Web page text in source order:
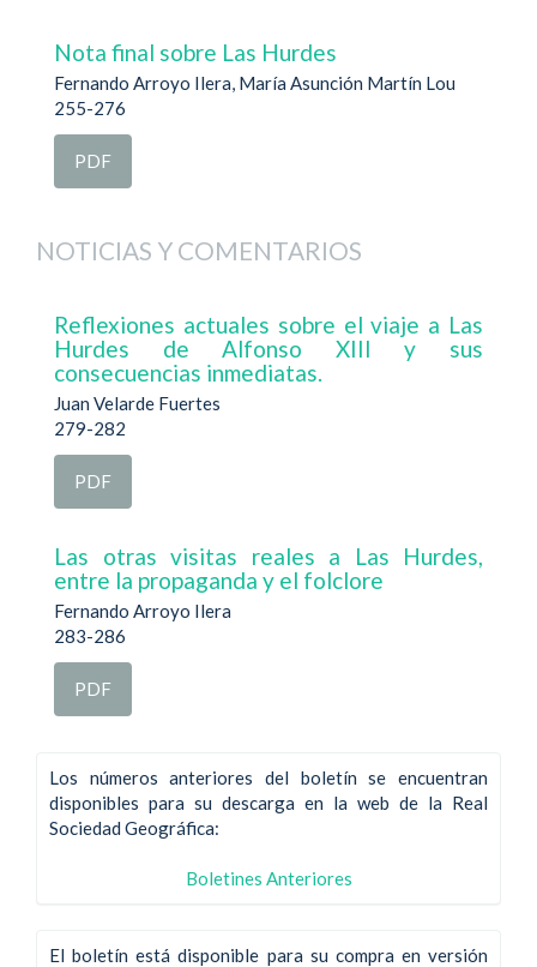
Nota final sobre Las Hurdes
Fernando Arroyo Ilera, María Asunción Martín Lou
255-276
PDF
NOTICIAS Y COMENTARIOS
Reflexiones actuales sobre el viaje a Las
Hurdes de Alfonso XIII y sus
consecuencias inmediatas.
Juan Velarde Fuertes
279-282
PDF
Las otras visitas reales a Las Hurdes,
entre la propaganda y el folclore
Fernando Arroyo Ilera
283-286
PDF
Los números anteriores del boletín se encuentran
disponibles para su descarga en la web de la Real
Sociedad Geográfica:
Boletines Anteriores
El boletín está disponible para su compra en versión